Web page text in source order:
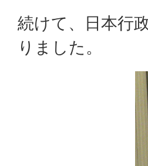
続けて、日本行
りました。